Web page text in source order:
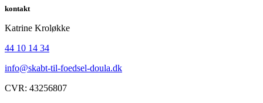
kontakt
Katrine Kroløkke
44 10 14 34
info@skabt-til-foedsel-doula.dk
CVR: 43256807